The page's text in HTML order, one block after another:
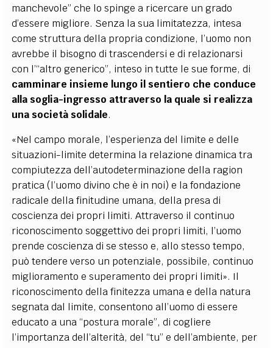
manchevole” che lo spinge a ricercare un grado
d’essere migliore. Senza la sua limitatezza, intesa
come struttura della propria condizione, l’uomo non
avrebbe il bisogno di trascendersi e di relazionarsi
con l’“altro generico”, inteso in tutte le sue forme, di
camminare insieme lungo il sentiero che conduce
alla soglia-ingresso attraverso la quale si realizza
una società solidale.
«Nel campo morale, l’esperienza del limite e delle
situazioni-limite determina la relazione dinamica tra
compiutezza dell’autodeterminazione della ragion
pratica (l’uomo divino che è in noi) e la fondazione
radicale della finitudine umana, della presa di
coscienza dei propri limiti. Attraverso il continuo
riconoscimento soggettivo dei propri limiti, l’uomo
prende coscienza di se stesso e, allo stesso tempo,
può tendere verso un potenziale, possibile, continuo
miglioramento e superamento dei propri limiti». Il
riconoscimento della finitezza umana e della natura
segnata dal limite, consentono all’uomo di essere
educato a una “postura morale”, di cogliere
l’importanza dell’alterità, del “tu” e dell’ambiente, per